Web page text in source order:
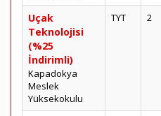
Uçak
Teknolojisi
(%25
İndirimli)
Kapadokya
Meslek
Yüksekokulu
TYT 2